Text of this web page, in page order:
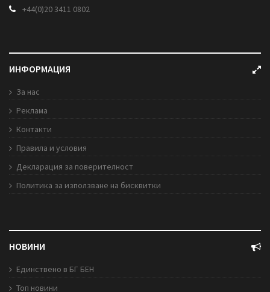
+44(0)20 3411 0802
ИНФОРМАЦИЯ
За нас
Реклама
Контакти
Правила и условия
Декларация за поверителност
Политика за използване на бисквитки
НОВИНИ
Единствено в БГ БЕН
Топ новини